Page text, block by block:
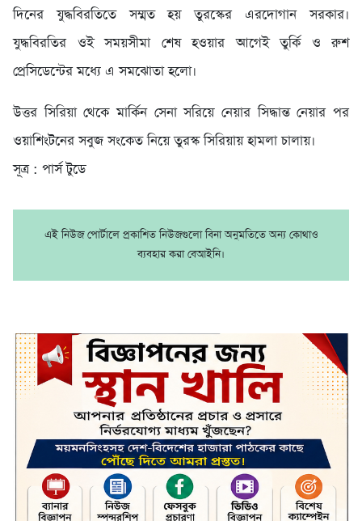
দিনের যুদ্ধবিরতিতে সম্মত হয় তুরস্কের এরদোগান সরকার।
যুদ্ধবিরতির ওই সময়সীমা শেষ হওয়ার আগেই তুর্কি ও রুশ
প্রেসিডেন্টের মধ্যে এ সমঝোতা হলো।
উত্তর সিরিয়া থেকে মার্কিন সেনা সরিয়ে নেয়ার সিদ্ধান্ত নেয়ার পর
ওয়াশিংটনের সবুজ সংকেত নিয়ে তুরস্ক সিরিয়ায় হামলা চালায়।
সূত্র : পার্স টুডে
এই নিউজ পোর্টালে প্রকাশিত নিউজগুলো বিনা অনুমতিতে অন্য কোথাও
ব্যবহার করা বেআইনি।